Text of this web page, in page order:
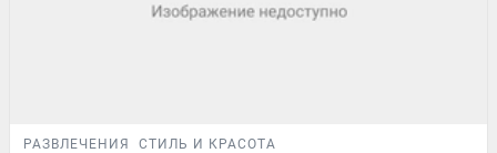
РАЗВЛЕЧЕНИЯ СТИЛЬ И КРАСОТА